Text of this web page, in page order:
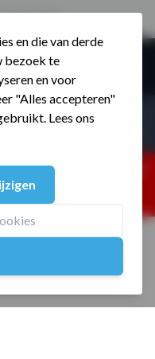
en die van derde
bezoek te
en voor
"Alles accepteren"
Lees ons
code:
boksartikelen,
19 aug.
H
MP1058-